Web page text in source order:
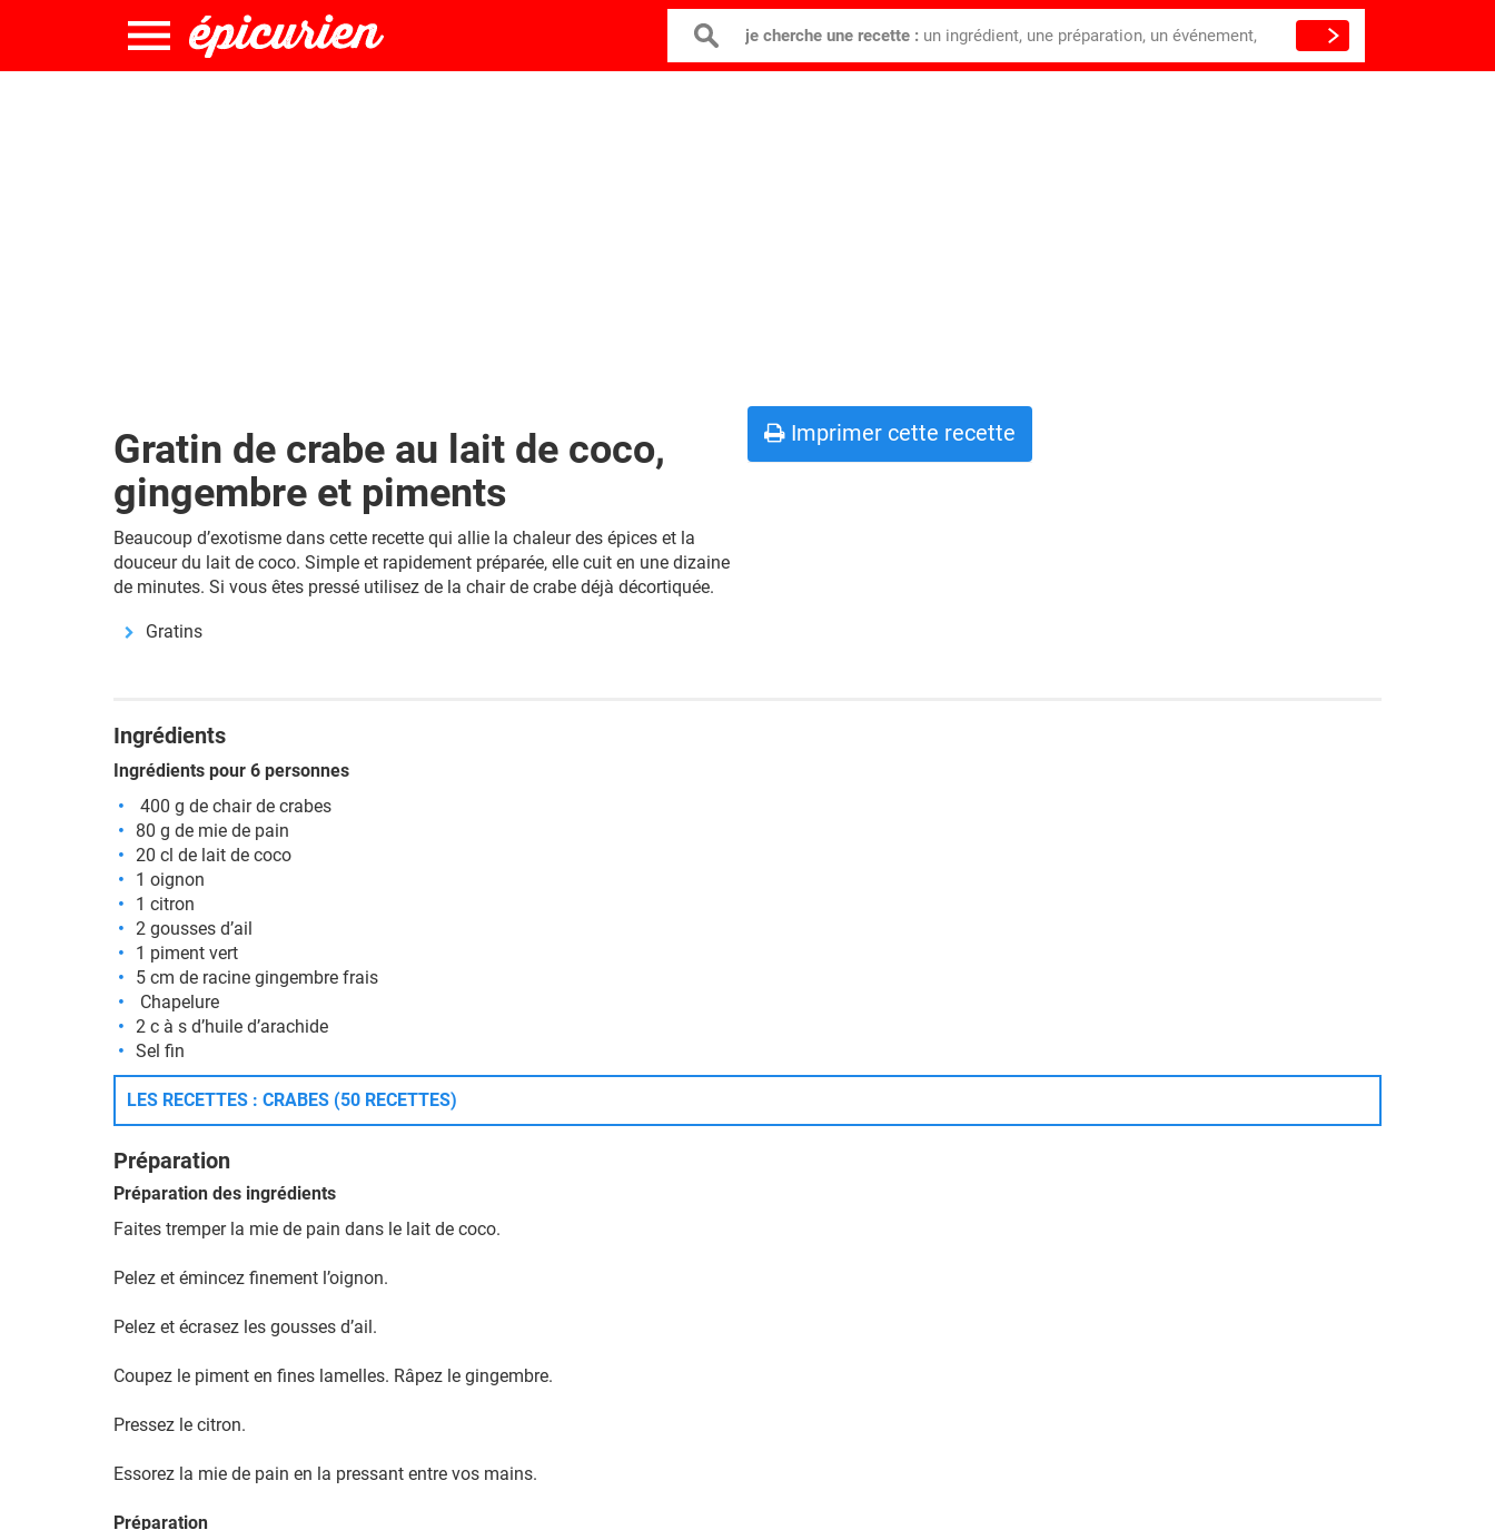
je cherche une recette : un ingrédient, une préparation, un événement,
Gratin de crabe au lait de coco,
gingembre et piments
Beaucoup d’exotisme dans cette recette qui allie la chaleur des épices et la
douceur du lait de coco. Simple et rapidement préparée, elle cuit en une dizaine
de minutes. Si vous êtes pressé utilisez de la chair de crabe déjà décortiquée.
Gratins
Imprimer cette recette
Ingrédients
Ingrédients pour 6 personnes
400 g de chair de crabes
80 g de mie de pain
20 cl de lait de coco
1 oignon
1 citron
2 gousses d’ail
1 piment vert
5 cm de racine gingembre frais
Chapelure
2 c à s d’huile d’arachide
Sel fin
LES RECETTES : CRABES (50 RECETTES)
Préparation
Préparation des ingrédients
Faites tremper la mie de pain dans le lait de coco.
Pelez et émincez finement l’oignon.
Pelez et écrasez les gousses d’ail.
Coupez le piment en fines lamelles. Râpez le gingembre.
Pressez le citron.
Essorez la mie de pain en la pressant entre vos mains.
Préparation